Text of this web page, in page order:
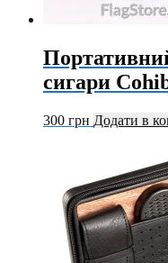
сигари
300 грн Додати в